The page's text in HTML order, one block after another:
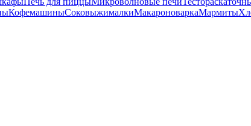
КофемашиныСоковыжималкиМакароноваркаМармиты